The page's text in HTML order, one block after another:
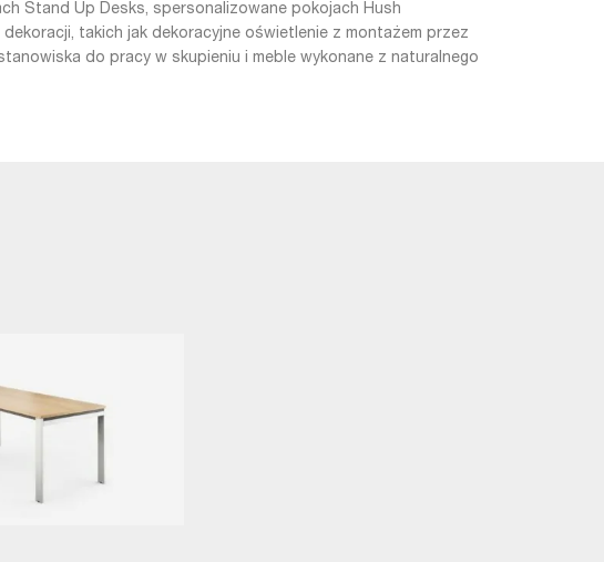
Stand Up Desks, spersonalizowane pokojach Hush
takich jak dekoracyjne oświetlenie z montażem przez
do pracy w skupieniu i meble wykonane z naturalnego